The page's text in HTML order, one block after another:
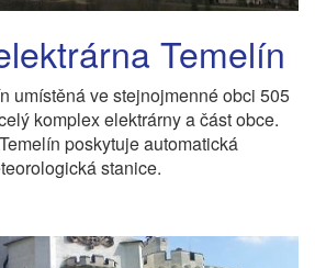
Temelín
umístěná ve stejnojmenné obci 505
komplex elektrárny a část obce.
poskytuje automatická
stanice.